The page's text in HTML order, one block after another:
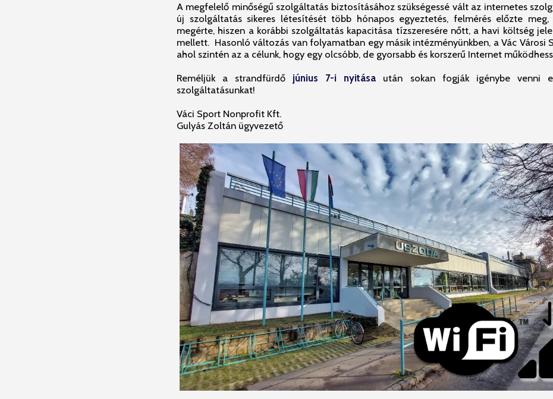
A megfelelő minőségű szolgáltatás biztosításához szükségessé vált az internetes
új szolgáltatás sikeres létesítését több hónapos egyeztetés, felmérés előzte meg,
megérte, hiszen a korábbi szolgáltatás kapacitása tízszeresére nőtt, a havi költség
mellett. Hasonló változás van folyamatban egy másik intézményünkben, a Vác Városi
ahol szintén az a célunk, hogy egy olcsóbb, de gyorsabb és korszerű Internet
Reméljük a strandfürdő június 7-i nyitása után sokan fogják igénybe venni
szolgáltatásunkat!
Váci Sport Nonprofit Kft.
Gulyás Zoltán ügyvezető